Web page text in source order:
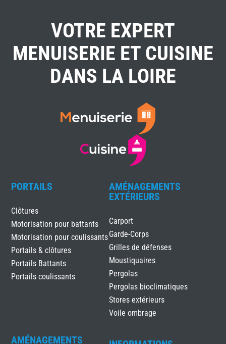
VOTRE EXPERT
MENUISERIE ET CUISINE
DANS LA LOIRE
PORTAILS
Clôtures
Motorisation pour battants
Motorisation pour coulissants
Portails & clôtures
Portails Battants
Portails coulissants
AMÉNAGEMENTS
EXTÉRIEURS
Carport
Garde-Corps
Grilles de défenses
Moustiquaires
Pergolas
Pergolas bioclimatiques
Stores extérieurs
Voile ombrage
AMÉNAGEMENTS